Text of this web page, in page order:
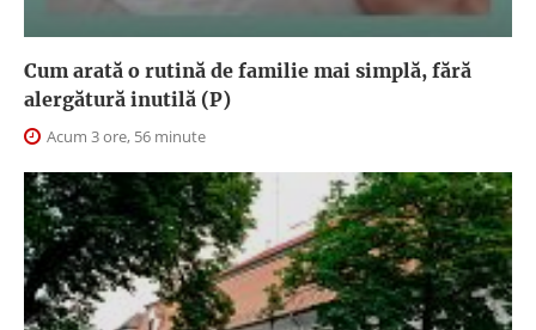
Cum arată o rutină de familie mai simplă, fără
alergătură inutilă (P)
Acum 3 ore, 56 minute